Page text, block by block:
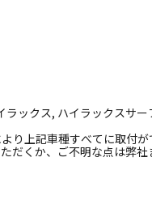
ラックス, ハイラックスサー
り上記車種すべてに取付が
だくか、ご不明な点は弊社